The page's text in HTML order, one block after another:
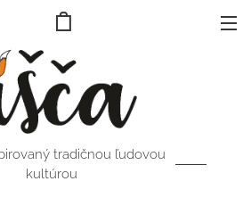
tradičnou ľudovou
kultúrou